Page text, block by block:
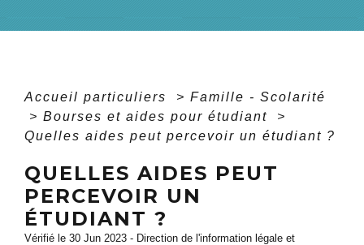
Accueil particuliers > Famille - Scolarité
> Bourses et aides pour étudiant
>
Quelles aides peut percevoir un étudiant ?
QUELLES AIDES PEUT
PERCEVOIR UN
ÉTUDIANT ?
Vérifié le 30 Jun 2023 - Direction de l'information légale et